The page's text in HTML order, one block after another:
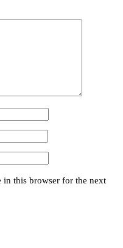
in this browser for the next